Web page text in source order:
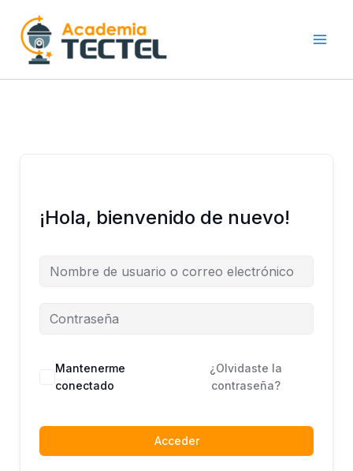
contenido
¡Hola, bienvenido de nuevo!
Mantenerme
conectado
¿Olvidaste la
contraseña?
Acceder